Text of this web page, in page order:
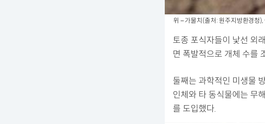
위 – 가물치(출처: 원주지방환경청
토종 포식자들이 낯선 외
면 폭발적으로 개체 수를
둘째는 과학적인 미생물
인체와 타 동식물에는 무
를 도입했다.